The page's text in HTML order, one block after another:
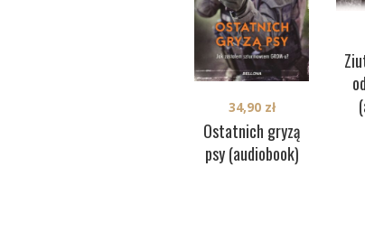
Ostatnich gryzą
psy (audiobook)
34,90 zł